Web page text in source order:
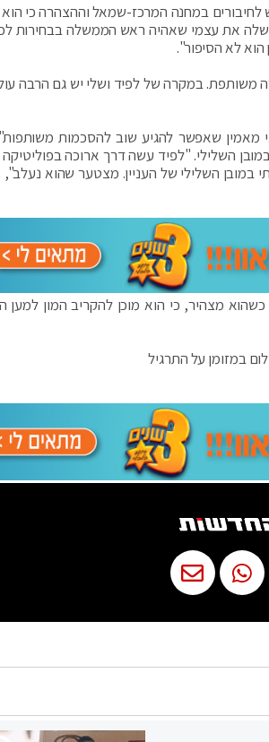
לחיבורים במחנה המרכז-שמאל וההצהרה כי הוא
את עצמי שאהיה ראש הממשלה בבחירות
משותפת. במקרה של לפיד ושלי יש גם הרבה
מאמין שאפשר להגיע שוב להסכמות
השלילי. "לפיד עשה דרך ארוכה בפוליטיקה
במובן השלילי של העניין. מצטער שהוא
מצהיר, כי הוא מוכן להקריב המון למען
במזומן על התרגיל